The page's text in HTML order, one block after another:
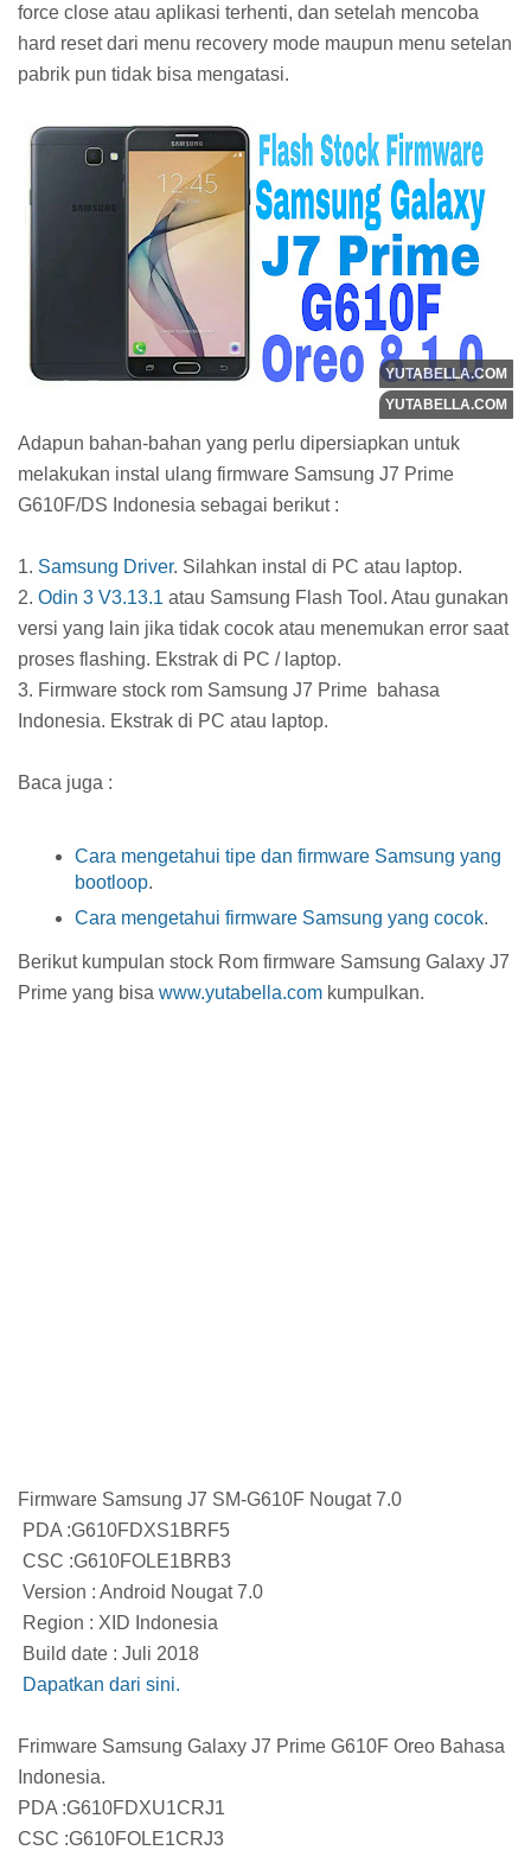
force close atau aplikasi terhenti, dan setelah mencoba
hard reset dari menu recovery mode maupun menu setelan
pabrik pun tidak bisa mengatasi.
Adapun bahan-bahan yang perlu dipersiapkan untuk
melakukan instal ulang firmware Samsung J7 Prime
G610F/DS Indonesia sebagai berikut :
1. Samsung Driver. Silahkan instal di PC atau laptop.
2. Odin 3 V3.13.1 atau Samsung Flash Tool. Atau gunakan
versi yang lain jika tidak cocok atau menemukan error saat
proses flashing. Ekstrak di PC / laptop.
3. Firmware stock rom Samsung J7 Prime bahasa
Indonesia. Ekstrak di PC atau laptop.
Baca juga :
Cara mengetahui tipe dan firmware Samsung yang
bootloop.
Cara mengetahui firmware Samsung yang cocok.
Berikut kumpulan stock Rom firmware Samsung Galaxy J7
Prime yang bisa www.yutabella.com kumpulkan.
Firmware Samsung J7 SM-G610F Nougat 7.0
PDA :G610FDXS1BRF5
CSC :G610FOLE1BRB3
Version : Android Nougat 7.0
Region : XID Indonesia
Build date : Juli 2018
Dapatkan dari sini.
Frimware Samsung Galaxy J7 Prime G610F Oreo Bahasa
Indonesia.
PDA :G610FDXU1CRJ1
CSC :G610FOLE1CRJ3